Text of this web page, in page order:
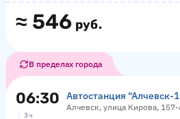
≈ 546 руб.
В пределах города
06:30 Автостанция "Алчевск-
Алчевск, улица Кирова, 157-
3 ч